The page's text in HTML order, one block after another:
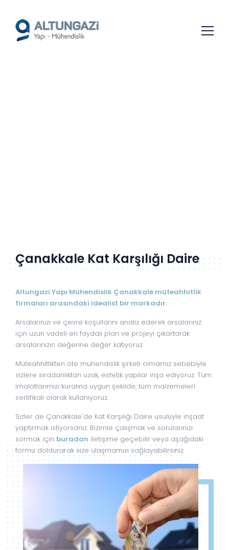
Çanakkale Kat Karşılığı Daire
Altungazi Yapı Mühendislik Çanakkale müteahhitlik
firmaları arasındaki idealist bir markadır.
Arsalarınızı ve çevre koşullarını analiz ederek arsalarınız
için uzun vadeli en faydalı plan ve projeyi çıkartarak
arsalarınızın değerine değer katıyoruz.
Müteahhitlikten öte mühendislik şirketi olmamız sebebiyle
sizlere sıradanlıktan uzak, estetik yapılar inşa ediyoruz. Tüm
imalatlarımızı kuralına uygun şekilde, tüm malzemeleri
sertifikalı olarak kullanıyoruz.
Sizler de Çanakkale'de Kat Karşılığı Daire usulüyle inşaat
yaptırmak istiyorsanız. Bizimle çalışmak ve sorularınızı
sormak için buradan iletişime geçebilir veya aşağıdaki
formu doldurarak size ulaşmamızı sağlayabilirsiniz.